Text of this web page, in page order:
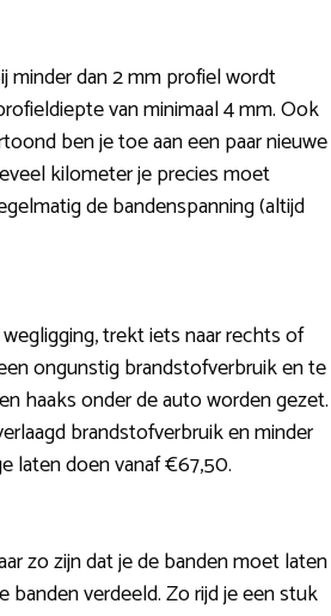
minder dan 2 mm profiel wordt
van minimaal 4 mm. Ook
ben je toe aan een paar nieuwe
kilometer je precies moet
de bandenspanning (altijd
trekt iets naar rechts of
ongunstig brandstofverbruik en te
haaks onder de auto worden gezet.
brandstofverbruik en minder
laten doen vanaf €67,50.
zo zijn dat je de banden moet laten
verdeeld. Zo rijd je een stuk